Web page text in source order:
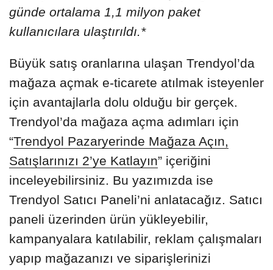
günde ortalama 1,1 milyon paket
kullanıcılara ulaştırıldı.*
Büyük satış oranlarına ulaşan Trendyol’da
mağaza açmak e-ticarete atılmak isteyenler
için avantajlarla dolu olduğu bir gerçek.
Trendyol’da mağaza açma adımları için
“Trendyol Pazaryerinde Mağaza Açın,
Satışlarınızı 2’ye Katlayın” içeriğini
inceleyebilirsiniz. Bu yazımızda ise
Trendyol Satıcı Paneli’ni anlatacağız. Satıcı
paneli üzerinden ürün yükleyebilir,
kampanyalara katılabilir, reklam çalışmaları
yapıp mağazanızı ve siparişlerinizi